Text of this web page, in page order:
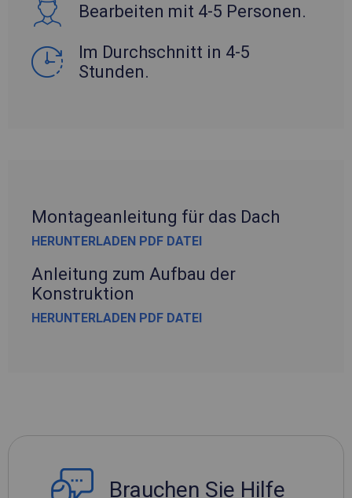
Bearbeiten mit 4-5 Personen.
Im Durchschnitt in 4-5
Stunden.
Montageanleitung für das Dach
HERUNTERLADEN PDF DATEI
Anleitung zum Aufbau der
Konstruktion
HERUNTERLADEN PDF DATEI
Brauchen Sie Hilfe